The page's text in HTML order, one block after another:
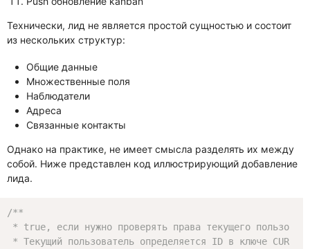
Технически, лид не является простой сущностью и состоит
из нескольких структур:
Общие данные
Множественные поля
Наблюдатели
Адреса
Связанные контакты
Однако на практике, не имеет смысла разделять их между
собой. Ниже представлен код иллюстрирующий добавление
лида.
/**
* true, если нужно проверять права текущего
* Текущий пользователь определяется ID в ключе